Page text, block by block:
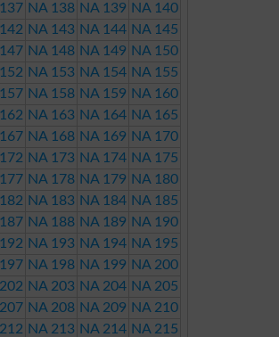
NA 138 NA 139 NA 140
NA 143 NA 144 NA 145
NA 148 NA 149 NA 150
NA 153 NA 154 NA 155
NA 158 NA 159 NA 160
NA 163 NA 164 NA 165
NA 168 NA 169 NA 170
NA 173 NA 174 NA 175
NA 178 NA 179 NA 180
NA 183 NA 184 NA 185
NA 188 NA 189 NA 190
NA 193 NA 194 NA 195
NA 198 NA 199 NA 200
NA 203 NA 204 NA 205
NA 208 NA 209 NA 210
NA 213 NA 214 NA 215